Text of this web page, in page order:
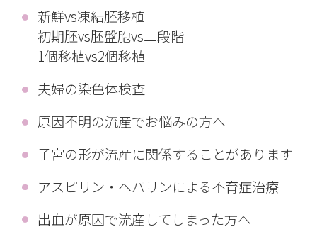
新鮮vs凍結胚移植
初期胚vs胚盤胞vs二段階
1個移植vs2個移植
夫婦の染色体検査
原因不明の流産でお悩みの方へ
子宮の形が流産に関係することがあります
アスピリン・ヘパリンによる不育症治療
出血が原因で流産してしまった方へ